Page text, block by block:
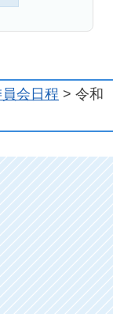
会日程 > 令和